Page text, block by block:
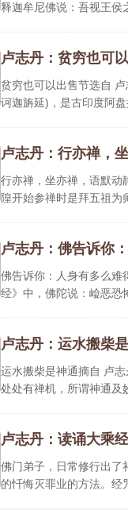
释迦牟尼佛说：吾视王侯
卢志丹：贫穷也可
贫穷也可以出售节选自
诃迦旃延)，是古印度阿
卢志丹：行亦禅，
行亦禅，坐亦禅，语默动
隍开始参禅时是拜五祖为
卢志丹：佛告诉你
佛告诉你：人身有多么难
经》中，佛陀说：崄恶恐
卢志丹：运水搬柴
运水搬柴是神通摘自 卢
处处有禅机，所谓神通及
卢志丹：读诵大乘
佛门弟子，日常修行出了
的忏悔灭罪业的方法。经